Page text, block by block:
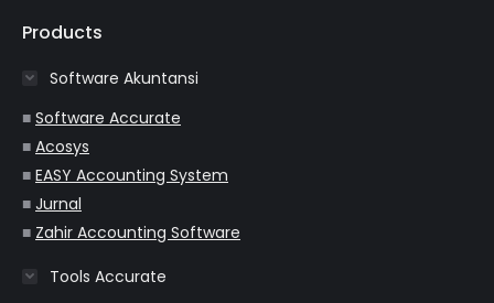
opens
new
window
opens
new
window
new
window
new
window
new
window
Products
Software Akuntansi
■ Software Accurate
■ Acosys
■ EASY Accounting System
■ Jurnal
■ Zahir Accounting Software
Tools Accurate